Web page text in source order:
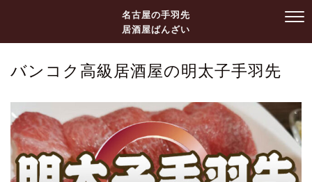
名古屋の手羽先
居酒屋ばんざい
バンコク高級居酒屋の明太子手羽先